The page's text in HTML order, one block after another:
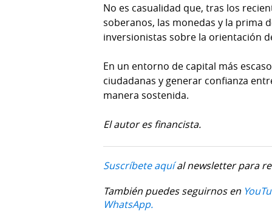
No es casualidad que, tras los
soberanos, las monedas y la prima
inversionistas sobre la orientación
En un entorno de capital más
ciudadanas y generar confianza
manera sostenida.
El autor es financista.
Suscríbete aquíal newsletter para
También puedes seguirnos en
WhatsApp.